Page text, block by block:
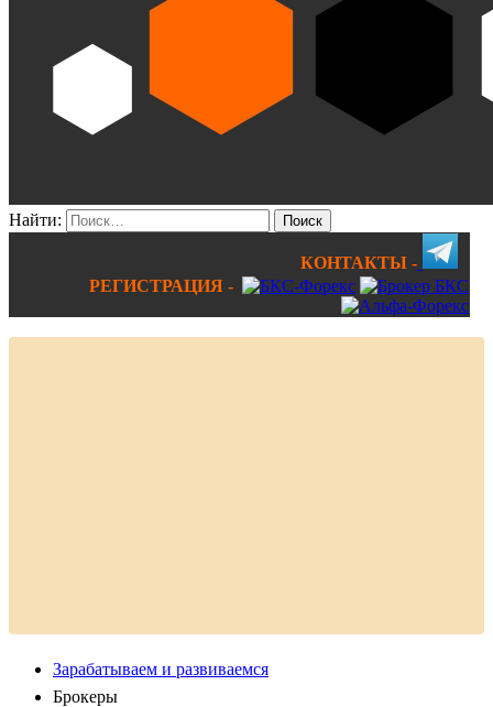
Найти:
КОНТАКТЫ -
РЕГИСТРАЦИЯ -
Зарабатываем и развиваемся
Брокеры